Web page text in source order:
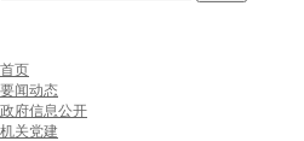
首页
要闻动态
政府信息公开
机关党建